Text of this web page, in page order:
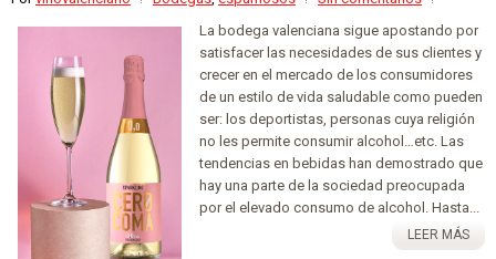
La bodega valenciana sigue apostando por
satisfacer las necesidades de sus clientes y
crecer en el mercado de los consumidores
de un estilo de vida saludable como pueden
ser: los deportistas, personas cuya religión
no les permite consumir alcohol…etc. Las
tendencias en bebidas han demostrado que
hay una parte de la sociedad preocupada
por el elevado consumo de alcohol. Hasta...
LEER MÁS